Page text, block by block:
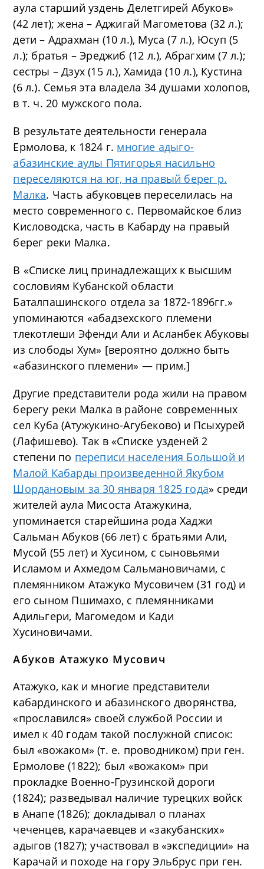
аула старший уздень Делетгирей Абуков»
(42 лет); жена – Аджигай Магометова (32 л.);
дети – Адрахман (10 л.), Муса (7 л.), Юсуп (5
л.); братья – Эреджиб (12 л.), Абрагхим (7 л.);
сестры – Дзух (15 л.), Хамида (10 л.), Кустина
(6 л.). Семья эта владела 34 душами холопов,
в т. ч. 20 мужского пола.
В результате деятельности генерала
Ермолова, к 1824 г. многие адыго-
абазинские аулы Пятигорья насильно
переселяются на юг, на правый берег р.
Малка. Часть абуковцев переселилась на
место современного с. Первомайское близ
Кисловодска, часть в Кабарду на правый
берег реки Малка.
В «Списке лиц принадлежащих к высшим
сословиям Кубанской области
Баталпашинского отдела за 1872-1896гг.»
упоминаются «абадзехского племени
тлекотлеши Эфенди Али и Асланбек Абуковы
из слободы Хум» [вероятно должно быть
«абазинского племени» — прим.]
Другие представители рода жили на правом
берегу реки Малка в районе современных
сел Куба (Атужукино-Агубеково) и Псыхурей
(Лафишево). Так в «Списке узденей 2
степени по переписи населения Большой и
Малой Кабарды произведенной Якубом
Шордановым за 30 января 1825 года» среди
жителей аула Мисоста Атажукина,
упоминается старейшина рода Хаджи
Сальман Абуков (66 лет) с братьями Али,
Мусой (55 лет) и Хусином, с сыновьями
Исламом и Ахмедом Сальмановичами, с
племянником Атажуко Мусовичем (31 год) и
его сыном Пшимахо, с племянниками
Адильгери, Магомедом и Кади
Хусиновичами.
Абуков Атажуко Мусович
Атажуко, как и многие представители
кабардинского и абазинского дворянства,
«прославился» своей службой России и
имел к 40 годам такой послужной список:
был «вожаком» (т. е. проводником) при ген.
Ермолове (1822); был «вожаком» при
прокладке Военно-Грузинской дороги
(1824); разведывал наличие турецких войск
в Анапе (1826); докладывал о планах
чеченцев, карачаевцев и «закубанских»
адыгов (1827); участвовал в «экспедиции» на
Карачай и походе на гору Эльбрус при ген.